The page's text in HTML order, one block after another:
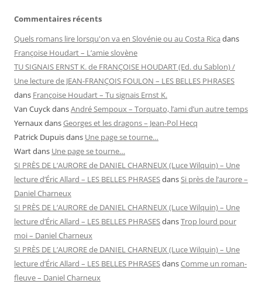
Commentaires récents
Quels romans lire lorsqu'on va en Slovénie ou au Costa Rica dans
Françoise Houdart – L’amie slovène
TU SIGNAIS ERNST K. de FRANÇOISE HOUDART (Ed. du Sablon) /
Une lecture de JEAN-FRANÇOIS FOULON – LES BELLES PHRASES
dans Françoise Houdart – Tu signais Ernst K.
Van CuyckdansAndré Sempoux – Torquato, l’ami d’un autre temps
YernauxdansGeorges et les dragons – Jean-Pol Hecq
Patrick Dupuisdans Une page se tourne…
Wartdans Une page se tourne…
SI PRÈS DE L’AURORE de DANIEL CHARNEUX (Luce Wilquin) – Une
lecture d’Éric Allard – LES BELLES PHRASESdansSi près de l’aurore –
Daniel Charneux
SI PRÈS DE L’AURORE de DANIEL CHARNEUX (Luce Wilquin) – Une
lecture d’Éric Allard – LES BELLES PHRASESdansTrop lourd pour
moi – Daniel Charneux
SI PRÈS DE L’AURORE de DANIEL CHARNEUX (Luce Wilquin) – Une
lecture d’Éric Allard – LES BELLES PHRASESdansComme un roman-
fleuve – Daniel Charneux